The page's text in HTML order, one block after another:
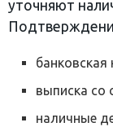
уточняют
банковская
выписка со
наличные